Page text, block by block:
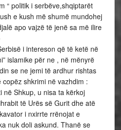
“ politik i serbëve,shqiptarët
e kush më shumë mundohej
apo vajzë të jenë sa më ilire
i intereson që të ketë në
islamike për ne , në mënyrë
se ne jemi të ardhur rishtas
shkrimi në vazhdim :
në Shkup, u nisa ta kërkoj
të Urës së Gurit dhe atë
i nxirrte rrënojat e
nuk doli askund. Thanë se